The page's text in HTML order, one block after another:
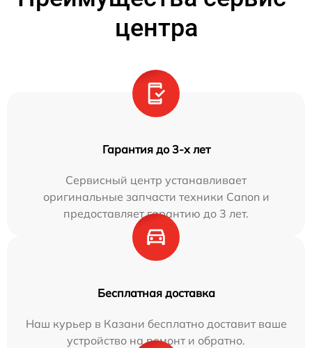
центра
Гарантия до 3-х лет
Сервисный центр устанавливает
оригинальные запчасти техники Canon и
предоставляет гарантию до 3 лет.
Бесплатная доставка
Наш курьер в Казани бесплатно доставит ваше
устройство на ремонт и обратно.